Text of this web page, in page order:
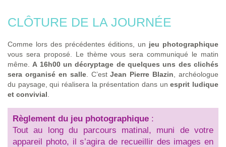
CLÔTURE DE LA JOURNÉE
Comme lors des précédentes éditions, un jeu photographique
vous sera proposé. Le thème vous sera communiqué le matin
même. A 16h00 un décryptage de quelques uns des clichés
sera organisé en salle. C’estJean Pierre Blazin , archéologue
du paysage, qui réalisera la présentation dans unesprit ludique
et convivial
Règlement du jeu photographique :
Tout au long du parcours matinal, muni de votre
appareil photo, il s’agira de recueillir des images en